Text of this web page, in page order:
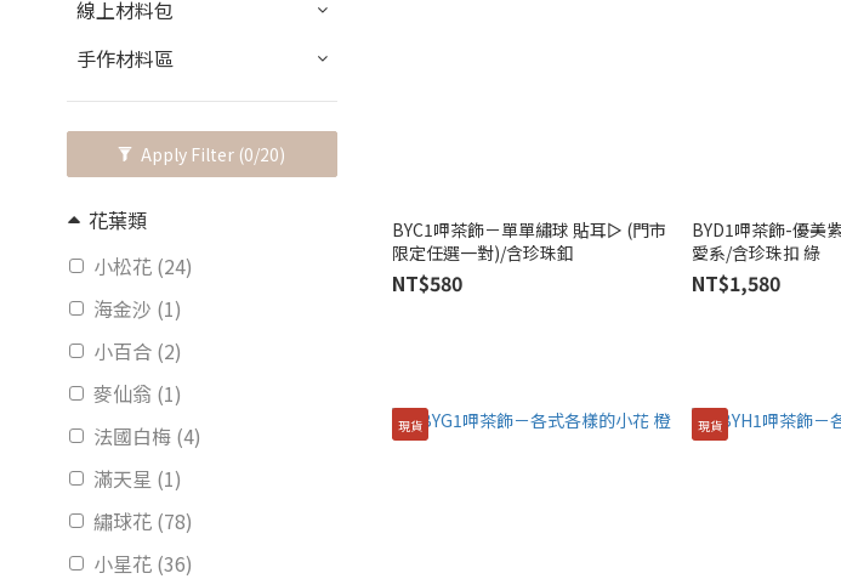
線上材料包
手作材料區
Apply Filter (0/20)
花葉類
小松花 (24)
海金沙 (1)
小百合 (2)
麥仙翁 (1)
法國白梅 (4)
滿天星 (1)
繡球花 (78)
小星花 (36)
BYC1呷茶飾－單單繡球 貼耳▻ (門市
限定任選一對)/含珍珠釦
NT$580
BYD1呷茶飾-優美
愛系/含珍珠扣 綠
NT$1,580
現貨 現貨